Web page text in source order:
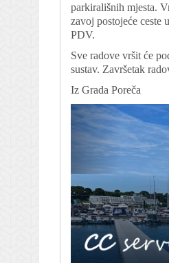
parkirališnih mjesta.
zavoj postojeće ceste
PDV.
Sve radove vršit će
sustav. Završetak
Iz Grada Poreča